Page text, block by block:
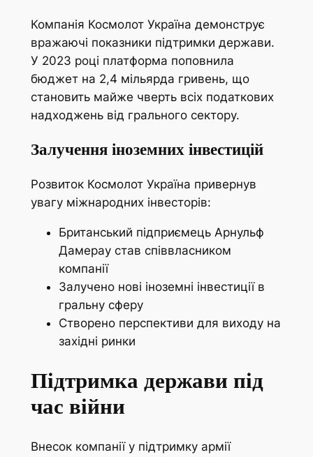
Компанія Космолот Україна демонструє
вражаючі показники підтримки держави.
У 2023 році платформа поповнила
бюджет на 2,4 мільярда гривень, що
становить майже чверть всіх податкових
надходжень від грального сектору.
Залучення іноземних інвестицій
Розвиток Космолот Україна привернув
увагу міжнародних інвесторів:
Британський підприємець Арнульф
Дамерау став співвласником
компанії
Залучено нові іноземні інвестиції в
гральну сферу
Створено перспективи для виходу на
західні ринки
Підтримка держави під
час війни
Внесок компанії у підтримку армії